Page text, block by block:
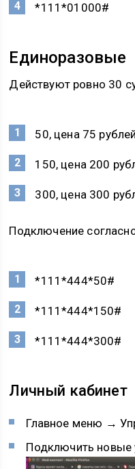
*111*01000#
Единоразовые
Действуют ровно 30
50, цена 75
150, цена 200
300, цена 300
Подключение
*111*444*50#
*111*444*150#
*111*444*300#
Личный кабинет
Главное меню →
Подключить новые